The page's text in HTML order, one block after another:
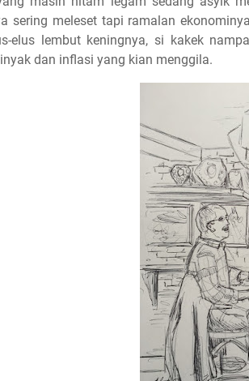
sering meleset tapi ramalan
elus lembut keningnya, si kakek
dan inflasi yang kian menggila.